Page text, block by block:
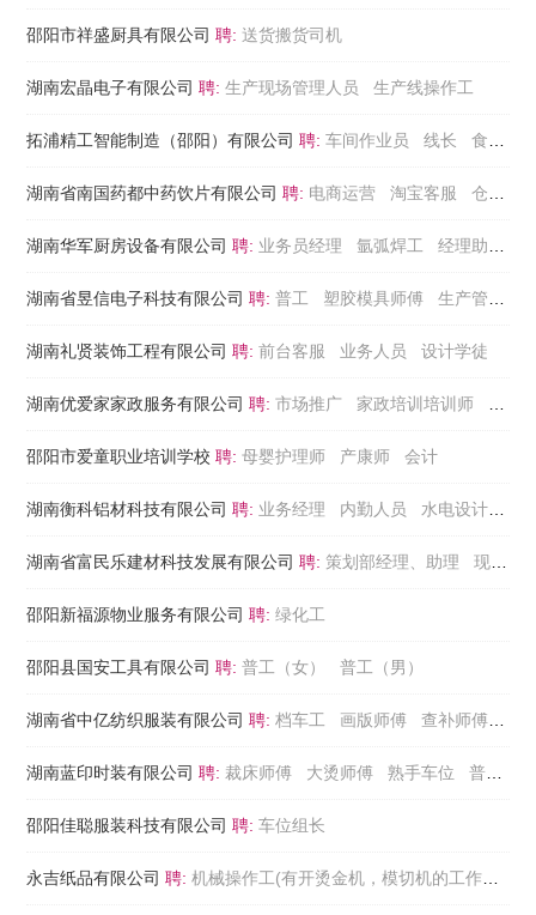
邵阳市祥盛厨具有限公司 聘: 送货搬货司机
湖南宏晶电子有限公司 聘: 生产现场管理人员 生产线操作工
拓浦精工智能制造（邵阳）有限公司 聘: 车间作业员 线长 食堂辅工
湖南省南国药都中药饮片有限公司 聘: 电商运营 淘宝客服 仓库管理
湖南华军厨房设备有限公司 聘: 业务员经理 氩弧焊工 经理助理
湖南省昱信电子科技有限公司 聘: 普工 塑胶模具师傅 生产管理组长
湖南礼贤装饰工程有限公司 聘: 前台客服 业务人员 设计学徒
湖南优爱家家政服务有限公司 聘: 市场推广 家政培训培训师
邵阳市爱童职业培训学校 聘: 母婴护理师 产康师 会计
湖南衡科铝材科技有限公司 聘: 业务经理 内勤人员 水电设计师
湖南省富民乐建材科技发展有限公司 聘: 策划部经理、助理 现场施工员
邵阳新福源物业服务有限公司 聘: 绿化工
邵阳县国安工具有限公司 聘: 普工（女） 普工（男）
湖南省中亿纺织服装有限公司 聘: 档车工 画版师傅 查补师傅
湖南蓝印时装有限公司 聘: 裁床师傅 大烫师傅 熟手车位 普工
邵阳佳聪服装科技有限公司 聘: 车位组长
永吉纸品有限公司 聘: 机械操作工(有开烫金机，模切机的工作经验)